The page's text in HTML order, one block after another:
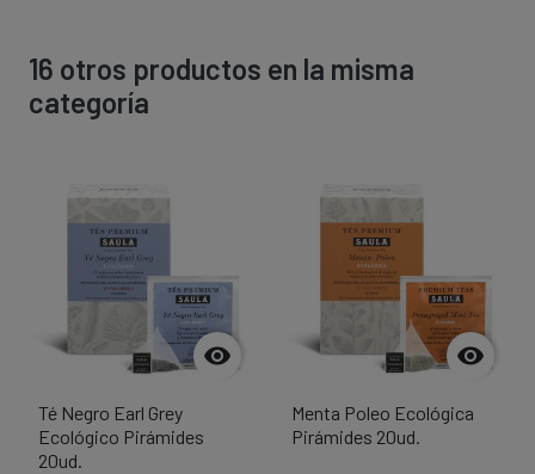
16 otros productos en la misma
categoría

Té Negro Earl Grey
Ecológico Pirámides
20ud.

Menta Poleo Ecológica
Pirámides 20ud.